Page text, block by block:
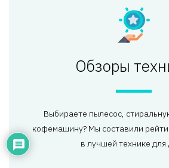
Обзоры
Выбираете пылесос,
кофемашину? Мы составили
в лучшей технике для